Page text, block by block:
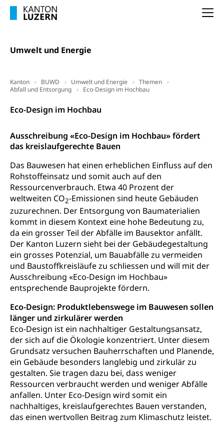
Umwelt und Energie
Kanton BUWD Umwelt und Energie
Themen
Abfall und Entsorgung
Eco-Design im Hochbau
Eco-Design im Hochbau
Ausschreibung «Eco-Design im Hochbau» fördert
das kreislaufgerechte Bauen
Das Bauwesen hat einen erheblichen Einfluss auf den
Rohstoffeinsatz und somit auch auf den
Ressourcenverbrauch. Etwa 40 Prozent der
weltweiten CO2-Emissionen sind heute Gebäuden
zuzurechnen. Der Entsorgung von Baumaterialien
kommt in diesem Kontext eine hohe Bedeutung zu,
da ein grosser Teil der Abfälle im Bausektor anfällt.
Der Kanton Luzern sieht bei der Gebäudegestaltung
ein grosses Potenzial, um Bauabfälle zu vermeiden
und Baustoffkreisläufe zu schliessen und will mit der
Ausschreibung «Eco-Design im Hochbau»
entsprechende Bauprojekte fördern.
Eco-Design: Produktlebenswege im Bauwesen sollen
länger und zirkulärer werden
Eco-Design ist ein nachhaltiger Gestaltungsansatz,
der sich auf die Ökologie konzentriert. Unter diesem
Grundsatz versuchen Bauherrschaften und Planende,
ein Gebäude besonders langlebig und zirkulär zu
gestalten. Sie tragen dazu bei, dass weniger
Ressourcen verbraucht werden und weniger Abfälle
anfallen. Unter Eco-Design wird somit ein
nachhaltiges, kreislaufgerechtes Bauen verstanden,
das einen wertvollen Beitrag zum Klimaschutz leistet.
Hilfslosenentschädigung (WAS Luzern)
AHV-Beiträge (WAS Luzern)
Ergänzungsleistungen (EL) (WAS Luzern)
AHV-Altersrente (WAS Luzern)
Behinderung
geistige Behinderung, psychische Behinderung,
Inklusion im Sport
Bücher, Bundesarchiv, Landesbibliothek
Staatsarchiv Luzern
Zentral- und Hochschulbibliothek
Archiv der Denkmalpflege
Kulturelle Einrichtungen
Museen, Theater, Bibliotheken
Dienststelle Kultur
Kunst & Kultur (Luzern Tourismus)
Kulturförderung
Kulturpolitik, Sprachförderung, Denkmalpflege,
kulturelles Angebot, Kulturerbe, kulturelles Erbe,
Nachwuchsförderung, Vermittlung, Selektive
Förderung, Kulturausschreibungen, Kulturpreis,
Werkbeitrag, Produktionsbeitrag, Recherche,
Bildende Kunst, Angewandte Kunst, Theater/Tanz,
Musik, Entwicklung, Programmbeiträge,
Filmförderung, Regionale Förderfonds,
Werkankäufe, Kunstankäufe, Kunst und Bau, Schule
und Kultur, Kulturgesuche, Kulturvermittlung
Kulturförderung und Vermittlung
Angebote für Schulklassen
Zentralschweizer Filmförderung
Mobilität
Schiene und öffentlicher Verkehr
Schienenverkehr, Zugverkehr, Bahnverkehr,
Transportmittel, öffentlicher Verkehr
Verkehrsverbund Luzern VVL
Schifffahrt